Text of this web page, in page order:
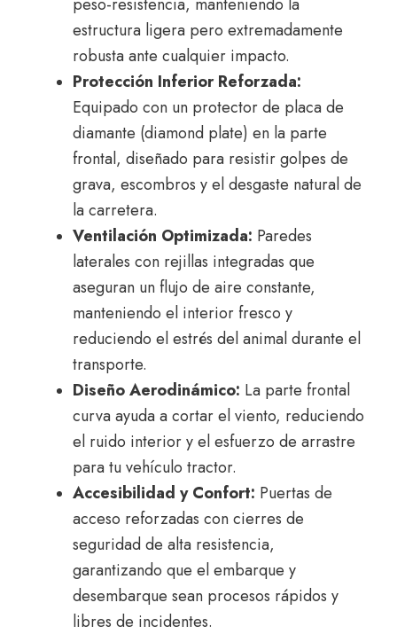
estructura ligera pero extremadamente
robusta ante cualquier impacto.
Protección Inferior Reforzada:
Equipado con un protector de placa de
diamante (diamond plate) en la parte
frontal, diseñado para resistir golpes de
grava, escombros y el desgaste natural de
la carretera.
Ventilación Optimizada: Paredes
laterales con rejillas integradas que
aseguran un flujo de aire constante,
manteniendo el interior fresco y
reduciendo el estrés del animal durante el
transporte.
Diseño Aerodinámico: La parte frontal
curva ayuda a cortar el viento, reduciendo
el ruido interior y el esfuerzo de arrastre
para tu vehículo tractor.
Accesibilidad y Confort: Puertas de
acceso reforzadas con cierres de
seguridad de alta resistencia,
garantizando que el embarque y
desembarque sean procesos rápidos y
libres de incidentes.